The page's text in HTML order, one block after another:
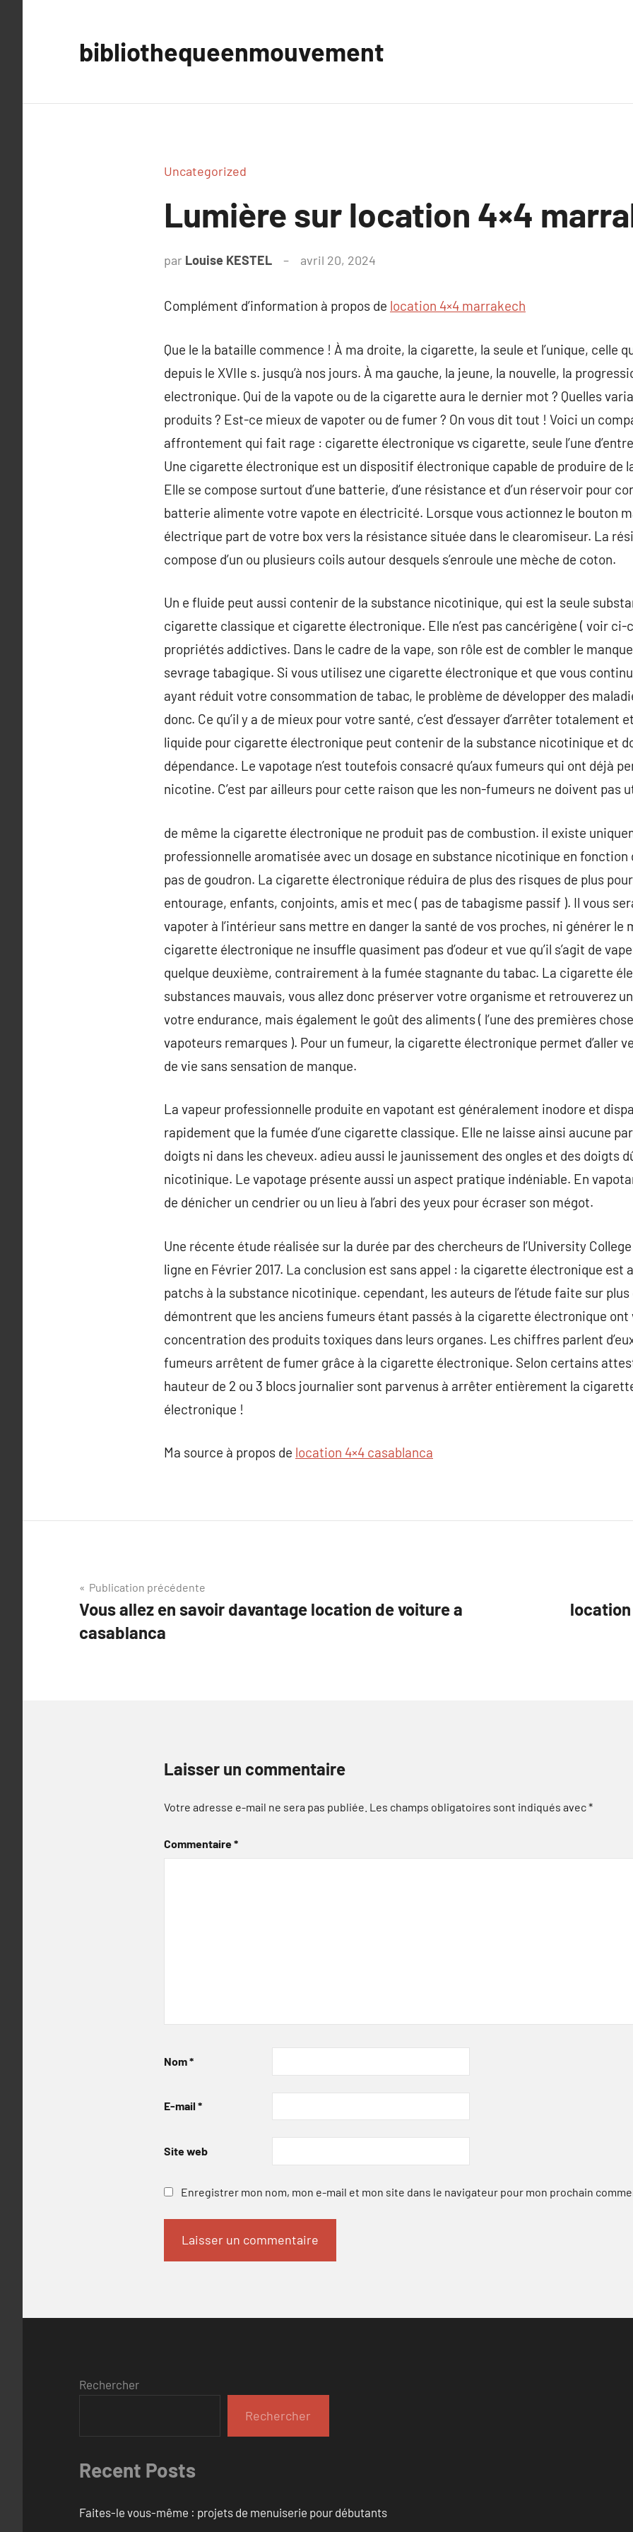
bibliothequeenmouvement
Uncategorized
Lumière sur location 4×4
par Louise KESTEL avril 20, 2024
Complément d’information à propos de location 4×4 marrakech
Que le la bataille commence ! À ma droite, la cigarette, la seule et l’unique, celle
depuis le XVIIe s. jusqu’à nos jours. À ma gauche, la jeune, la nouvelle, la
electronique. Qui de la vapote ou de la cigarette aura le dernier mot ? Quelles
produits ? Est-ce mieux de vapoter ou de fumer ? On vous dit tout ! Voici un
affrontement qui fait rage : cigarette électronique vs cigarette, seule l’une
Une cigarette électronique est un dispositif électronique capable de produire de
Elle se compose surtout d’une batterie, d’une résistance et d’un réservoir pour
batterie alimente votre vapote en électricité. Lorsque vous actionnez le bouton
électrique part de votre box vers la résistance située dans le clearomiseur. La
compose d’un ou plusieurs coils autour desquels s’enroule une mèche de coton.
Un e fluide peut aussi contenir de la substance nicotinique, qui est la seule
cigarette classique et cigarette électronique. Elle n’est pas cancérigène ( voir ci-
propriétés addictives. Dans le cadre de la vape, son rôle est de combler le
sevrage tabagique. Si vous utilisez une cigarette électronique et que vous
ayant réduit votre consommation de tabac, le problème de développer des
donc. Ce qu’il y a de mieux pour votre santé, c’est d’essayer d’arrêter totalement
liquide pour cigarette électronique peut contenir de la substance nicotinique et
dépendance. Le vapotage n’est toutefois consacré qu’aux fumeurs qui ont déjà
nicotine. C’est par ailleurs pour cette raison que les non-fumeurs ne doivent pas
de même la cigarette électronique ne produit pas de combustion. il existe
professionnelle aromatisée avec un dosage en substance nicotinique en
pas de goudron. La cigarette électronique réduira de plus des risques de plus
entourage, enfants, conjoints, amis et mec ( pas de tabagisme passif ). Il vous
vapoter à l’intérieur sans mettre en danger la santé de vos proches, ni générer le
cigarette électronique ne insuffle quasiment pas d’odeur et vue qu’il s’agit de
quelque deuxième, contrairement à la fumée stagnante du tabac. La cigarette
substances mauvais, vous allez donc préserver votre organisme et retrouverez
votre endurance, mais également le goût des aliments ( l’une des premières
vapoteurs remarques ). Pour un fumeur, la cigarette électronique permet d’aller
de vie sans sensation de manque.
La vapeur professionnelle produite en vapotant est généralement inodore et
rapidement que la fumée d’une cigarette classique. Elle ne laisse ainsi aucune
doigts ni dans les cheveux. adieu aussi le jaunissement des ongles et des doigts
nicotinique. Le vapotage présente aussi un aspect pratique indéniable. En
de dénicher un cendrier ou un lieu à l’abri des yeux pour écraser son mégot.
Une récente étude réalisée sur la durée par des chercheurs de l’University
ligne en Février 2017. La conclusion est sans appel : la cigarette électronique est
patchs à la substance nicotinique. cependant, les auteurs de l’étude faite sur
démontrent que les anciens fumeurs étant passés à la cigarette électronique
concentration des produits toxiques dans leurs organes. Les chiffres parlent
fumeurs arrêtent de fumer grâce à la cigarette électronique. Selon certains
hauteur de 2 ou 3 blocs journalier sont parvenus à arrêter entièrement la
électronique !
Ma source à propos de location 4×4 casablanca
Navigation
de
l’article
Publication précédente
Vous allez en savoir davantage location de voiture a
casablanca
Laisser un commentaire
Votre adresse e-mail ne sera pas publiée. Les champs obligatoires sont indiqués avec*
Commentaire*
Nom*
E-mail *
Site web
Enregistrer mon nom, mon e-mail et mon site dans le navigateur pour mon prochain
Rechercher
Rechercher
Recent Posts
Faites-le vous-même : projets de menuiserie pour débutants